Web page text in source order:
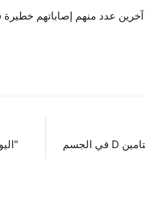
قتل 5 جنود إسرائيليين وأصيب نحو 15 آخرين